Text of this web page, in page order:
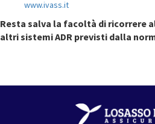
www.ivass.it
Resta salva la facoltà di ricorrere
altri sistemi ADR previsti dalla